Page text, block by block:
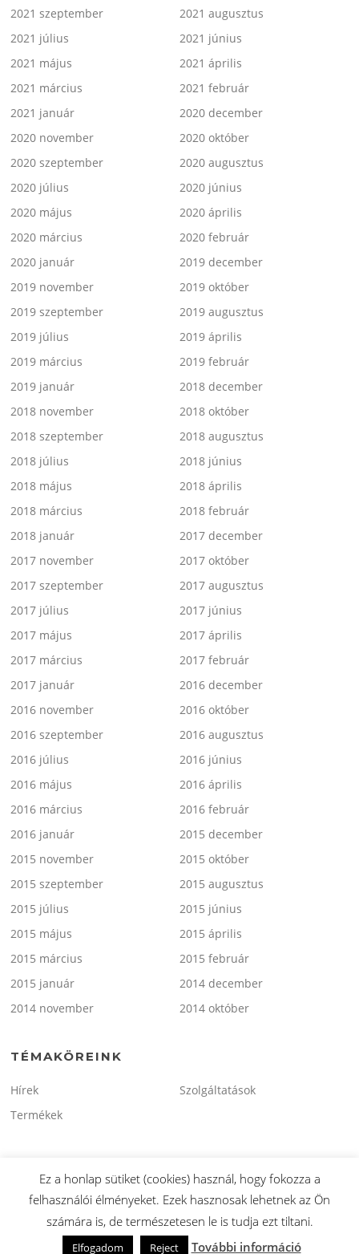
2021 szeptember
2021 augusztus
2021 július
2021 június
2021 május
2021 április
2021 március
2021 február
2021 január
2020 december
2020 november
2020 október
2020 szeptember
2020 augusztus
2020 július
2020 június
2020 május
2020 április
2020 március
2020 február
2020 január
2019 december
2019 november
2019 október
2019 szeptember
2019 augusztus
2019 július
2019 április
2019 március
2019 február
2019 január
2018 december
2018 november
2018 október
2018 szeptember
2018 augusztus
2018 július
2018 június
2018 május
2018 április
2018 március
2018 február
2018 január
2017 december
2017 november
2017 október
2017 szeptember
2017 augusztus
2017 július
2017 június
2017 május
2017 április
2017 március
2017 február
2017 január
2016 december
2016 november
2016 október
2016 szeptember
2016 augusztus
2016 július
2016 június
2016 május
2016 április
2016 március
2016 február
2016 január
2015 december
2015 november
2015 október
2015 szeptember
2015 augusztus
2015 július
2015 június
2015 május
2015 április
2015 március
2015 február
2015 január
2014 december
2014 november
2014 október
TÉMAKÖREINK
Hírek
Szolgáltatások
Termékek
Copyright © 2026 minitaxi.hu. Minden Jog Fenntartva.
Screenr parallax theme által FameThemes
Ez a honlap sütiket (cookies) használ, hogy fokozza a
felhasználói élményeket. Ezek hasznosak lehetnek az Ön
számára is, de természetesen le is tudja ezt tiltani.
Elfogadom Reject További információ